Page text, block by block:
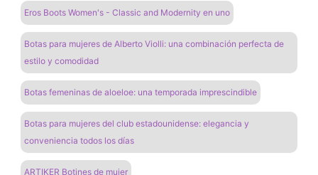
Eros Boots Women's - Classic and Modernity en uno
Botas para mujeres de Alberto Violli: una combinación perfecta de
estilo y comodidad
Botas femeninas de aloeloe: una temporada imprescindible
Botas para mujeres del club estadounidense: elegancia y
conveniencia todos los días
ARTIKER Botines de mujer